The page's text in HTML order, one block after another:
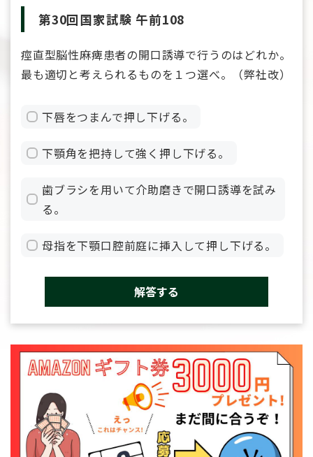
第30回国家試験 午前108
痙直型脳性麻痺患者の開口誘導で行うのはどれか。
最も適切と考えられるものを１つ選べ。（弊社改）
下唇をつまんで押し下げる。
下顎角を把持して強く押し下げる。
歯ブラシを用いて介助磨きで開口誘導を試み
る。
母指を下顎口腔前庭に挿入して押し下げる。
解答する